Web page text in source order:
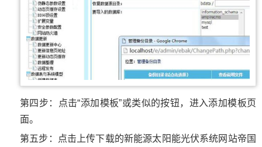
第四步：点击“添加模板”或类似的按钮，进入添加模板页
面。
第五步：点击上传下载的新能源太阳能光伏系统网站帝国